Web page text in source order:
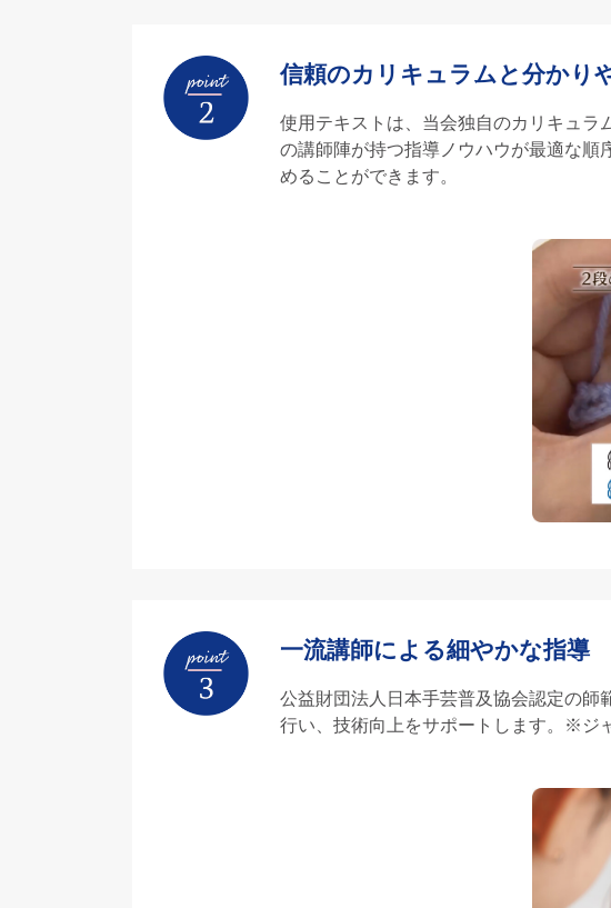
信頼のカリキュラムと分かり
使用テキストは、当会独自のカリキュラ
の講師陣が持つ指導ノウハウが最適な順
めることができます。
一流講師による細やかな指導
公益財団法人日本手芸普及協会認定の
行い、技術向上をサポートします。
※ジ